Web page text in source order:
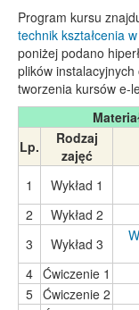
Program kursu
technik kształcenia
poniżej podano
plików
tworzenia kursów e-
Lp.
Rodzaj
zajęć
1 Wykład 1
2
Wykład 2
3
Wykład 3
4 Ćwiczenie 1
5 Ćwiczenie 2